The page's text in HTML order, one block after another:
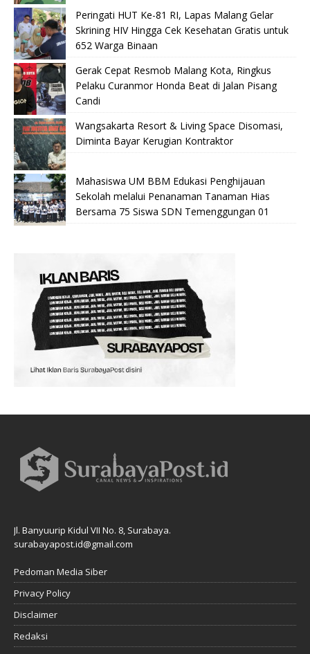
Peringati HUT Ke-81 RI, Lapas Malang Gelar
Skrining HIV Hingga Cek Kesehatan Gratis untuk
652 Warga Binaan
Gerak Cepat Resmob Malang Kota, Ringkus
Pelaku Curanmor Honda Beat di Jalan Pisang
Candi
Wangsakarta Resort & Living Space Disomasi,
Diminta Bayar Kerugian Kontraktor
Mahasiswa UM BBM Edukasi Penghijauan
Sekolah melalui Penanaman Tanaman Hias
Bersama 75 Siswa SDN Temenggungan 01
Jl. Banyuurip Kidul VII No. 8, Surabaya.
surabayapost.id@gmail.com
Pedoman Media Siber
Privacy Policy
Disclaimer
Redaksi